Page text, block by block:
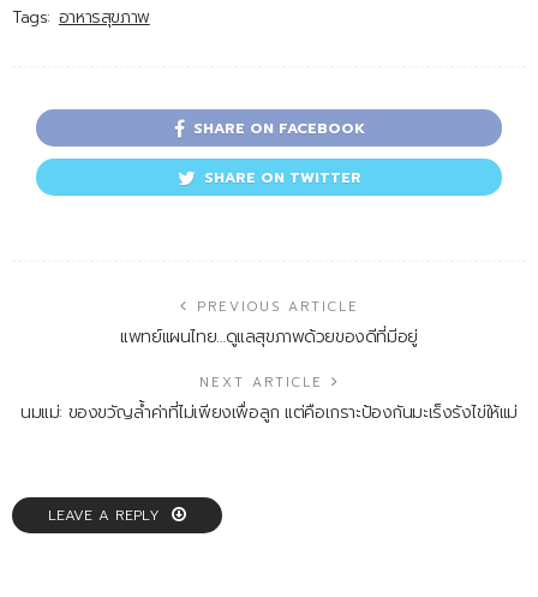
Tags: อาหารสุขภาพ
SHARE ON FACEBOOK
SHARE ON TWITTER
PREVIOUS ARTICLE
แพทย์แผนไทย…ดูแลสุขภาพด้วยของดีที่มีอยู่
NEXT ARTICLE
นมแม่: ของขวัญล้ำค่าที่ไม่เพียงเพื่อลูก แต่คือเกราะป้องกันมะเร็งรังไข่ให้แม่
LEAVE A REPLY